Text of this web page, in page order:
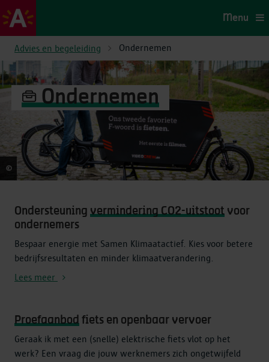
Menu
Advies en begeleiding Ondernemen
Ondernemen
© Frederik Beyens
Ondersteuning vermindering CO2-uitstoot voor
ondernemers
Bespaar energie met Samen Klimaatactief. Kies voor betere
bedrijfsresultaten en minder klimaatverandering.
Lees meer
Proefaanbod fiets en openbaar vervoer
Geraak ik met een (snelle) elektrische fiets vlot op het
werk? Een vraag die jouw werknemers zich ongetwijfeld